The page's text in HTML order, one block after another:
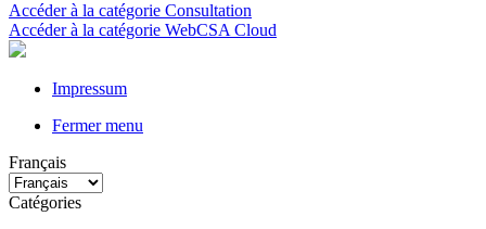
Accéder à la catégorie Consultation
Accéder à la catégorie WebCSA Cloud
Impressum
Fermer menu
Français
Catégories